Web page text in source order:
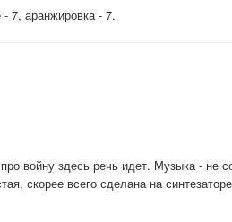
7, аранжировка - 7.
войну здесь речь идет. Музыка - не
скорее всего сделана на